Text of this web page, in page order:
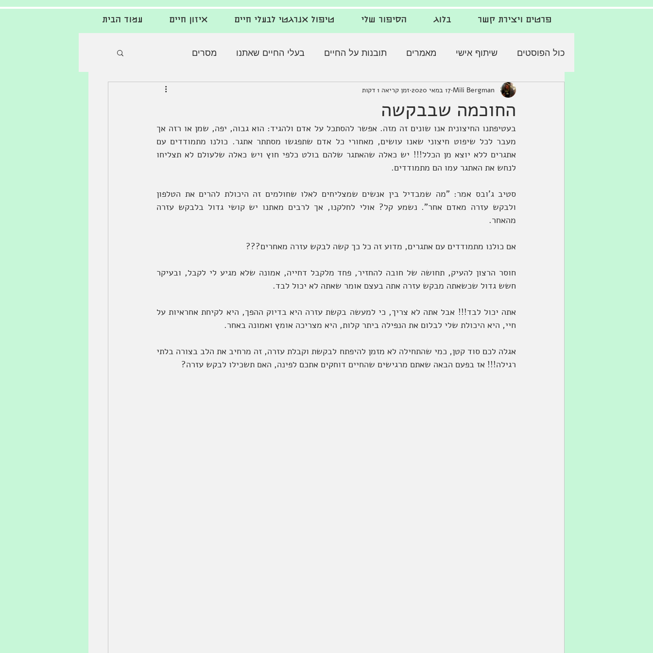
פרטים ויצירת קשר בלוג הסיפור שלי טיפול אנרגטי לבעלי חיים איזון חיים עמוד הבית
כול הפוסטים שיתוף אישי מאמרים תובנות על החיים בעלי החיים שאתנו מסרים
החוכמה שבבקשה
Mili Bergman 17 במאי 2020 זמן קריאה 1 דקות
לנחש את האתגר עמו הם מתמודדים.
מהאחר.
אם כולנו מתמודדים עם אתגרים, מדוע זה כל כך קשה לבקש עזרה מאחרים???
חשש גדול שכשאתה מבקש עזרה אתה בעצם אומר שאתה לא יכול לבד.
חיי, היא היכולת שלי לבלום את הנפילה ביתר קלות, היא מצריכה אומץ ואמונה באחר.
רגילה!!! אז בפעם הבאה שאתם מרגישים שהחיים דוחקים אתכם לפינה, האם תשכילו לבקש עזרה?